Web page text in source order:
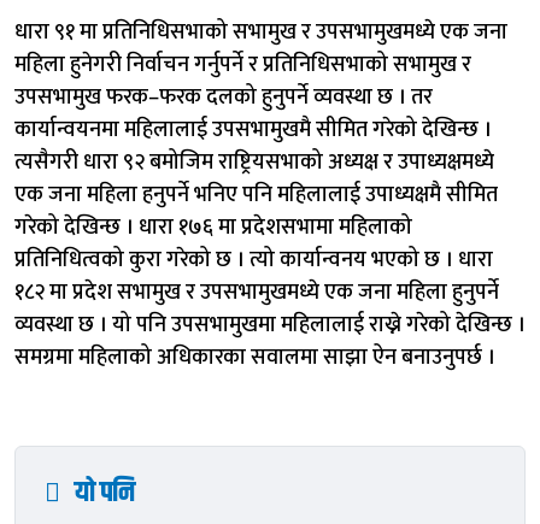
धारा ९१ मा प्रतिनिधिसभाको सभामुख र उपसभामुखमध्ये एक जना
महिला हुनेगरी निर्वाचन गर्नुपर्ने र प्रतिनिधिसभाको सभामुख र
उपसभामुख फरक–फरक दलको हुनुपर्ने व्यवस्था छ । तर
कार्यान्वयनमा महिलालाई उपसभामुखमै सीमित गरेको देखिन्छ ।
त्यसैगरी धारा ९२ बमोजिम राष्ट्रियसभाको अध्यक्ष र उपाध्यक्षमध्ये
एक जना महिला हनुपर्ने भनिए पनि महिलालाई उपाध्यक्षमै सीमित
गरेको देखिन्छ । धारा १७६ मा प्रदेशसभामा महिलाको
प्रतिनिधित्वको कुरा गरेको छ । त्यो कार्यान्वनय भएको छ । धारा
१८२ मा प्रदेश सभामुख र उपसभामुखमध्ये एक जना महिला हुनुपर्ने
व्यवस्था छ । यो पनि उपसभामुखमा महिलालाई राख्ने गरेको देखिन्छ ।
समग्रमा महिलाको अधिकारका सवालमा साझा ऐन बनाउनुपर्छ ।
यो पनि